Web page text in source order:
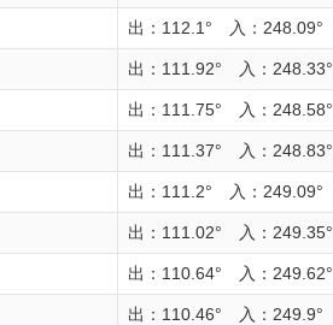
出：112.1° 入：248.09°
出：111.92° 入：248.33°
出：111.75° 入：248.58°
出：111.37° 入：248.83°
出：111.2° 入：249.09°
出：111.02° 入：249.35°
出：110.64° 入：249.62°
出：110.46° 入：249.9°